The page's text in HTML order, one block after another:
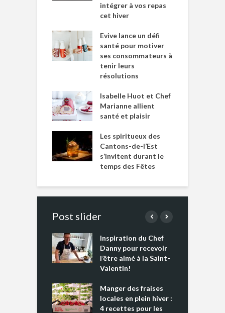
intégrer à vos repas
cet hiver
Evive lance un défi
santé pour motiver
ses consommateurs à
tenir leurs
résolutions
Isabelle Huot et Chef
Marianne allient
santé et plaisir
Les spiritueux des
Cantons-de-l’Est
s’invitent durant le
temps des Fêtes
Post slider
Inspiration du Chef
Danny pour recevoir
l’être aimé à la Saint-
Valentin!
Manger des fraises
locales en plein hiver :
4 recettes pour les